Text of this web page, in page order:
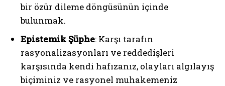
bir özür dileme döngüsünün içinde
bulunmak.
Epistemik Şüphe: Karşı tarafın
rasyonalizasyonları ve reddedişleri
karşısında kendi hafızanız, olayları algılayış
biçiminiz ve rasyonel muhakemeniz